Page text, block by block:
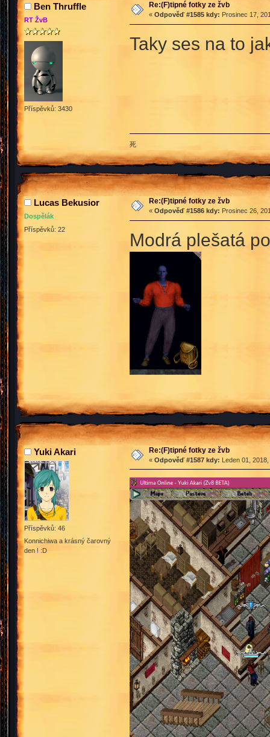
Ben Thruffle
RT ŽvB
Příspěvků: 3430
Re:(F)tipné fotky ze žvb
« Odpověď #1585 kdy: Prosinec 17,
Taky ses na to
死
Lucas Bekusior
Dospělák
Příspěvků: 22
Re:(F)tipné fotky ze žvb
« Odpověď #1586 kdy: Prosinec 26,
Modrá plešatá
Yuki Akari
Příspěvků: 46
Konnichiwa a krásný čarovný
den ! :D
Re:(F)tipné fotky ze žvb
« Odpověď #1587 kdy: Leden 01,